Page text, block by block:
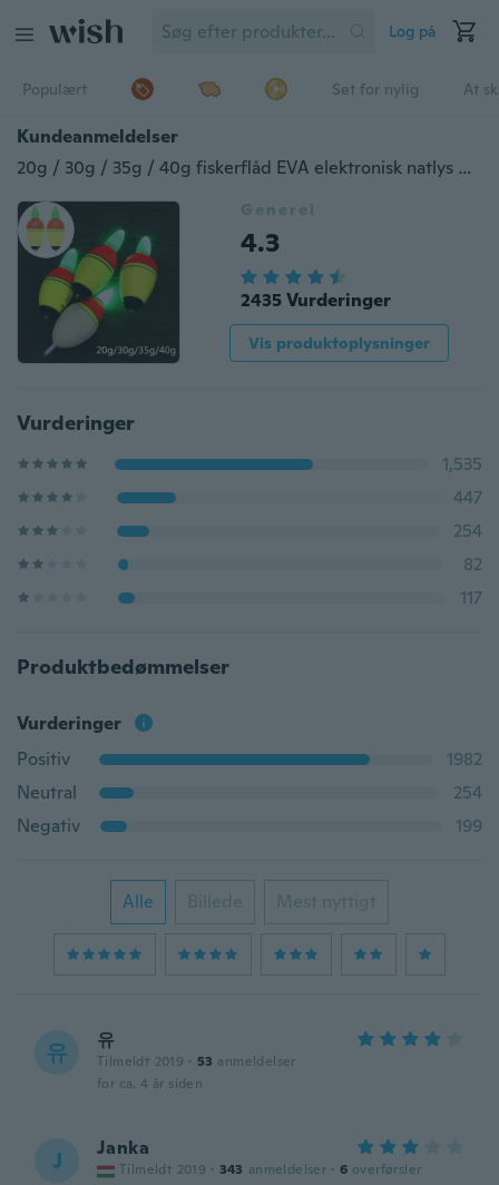
Log på
Populært Set for nylig At
Kundeanmeldelser
20g / 30g / 35g / 40g fiskerflåd EVA elektronisk natlys fiskerflåd med 2 knapceller Pesca fiskegrej værktøj
Generel
4.3
2435 Vurderinger
Vis produktoplysninger
Vurderinger
1,535
447
254
82
117
Produktbedømmelser
Vurderinger
Positiv
1982
Neutral
254
Negativ
199
Alle Billede Mest nyttigt
유 유
Tilmeldt 2019 · 53 anmeldelser
for ca. 4 år siden
J Janka
Tilmeldt 2019 · 343 anmeldelser · 6 overførsler